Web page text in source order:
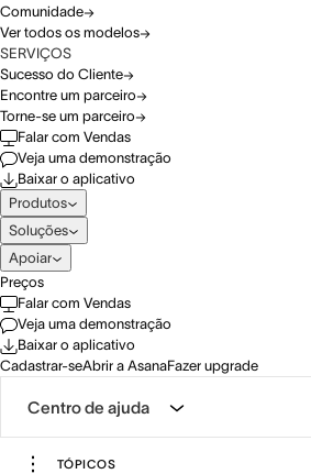
Comunidade
Ver todos os modelos
SERVIÇOS
Sucesso do Cliente
Encontre um parceiro
Torne-se um parceiro
Falar com Vendas
Veja uma demonstração
Baixar o aplicativo
Produtos
Soluções
Apoiar
Preços
Falar com Vendas
Veja uma demonstração
Baixar o aplicativo
Cadastrar-seAbrir a AsanaFazer upgrade
Centro de ajuda
TÓPICOS